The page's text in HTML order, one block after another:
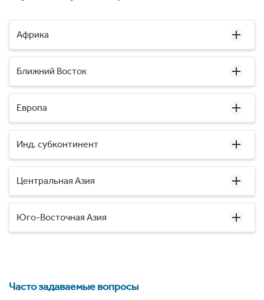
Африка
Ближний Восток
Европа
Инд. субконтинент
Центральная Азия
Юго-Восточная Азия
Часто задаваемые вопросы